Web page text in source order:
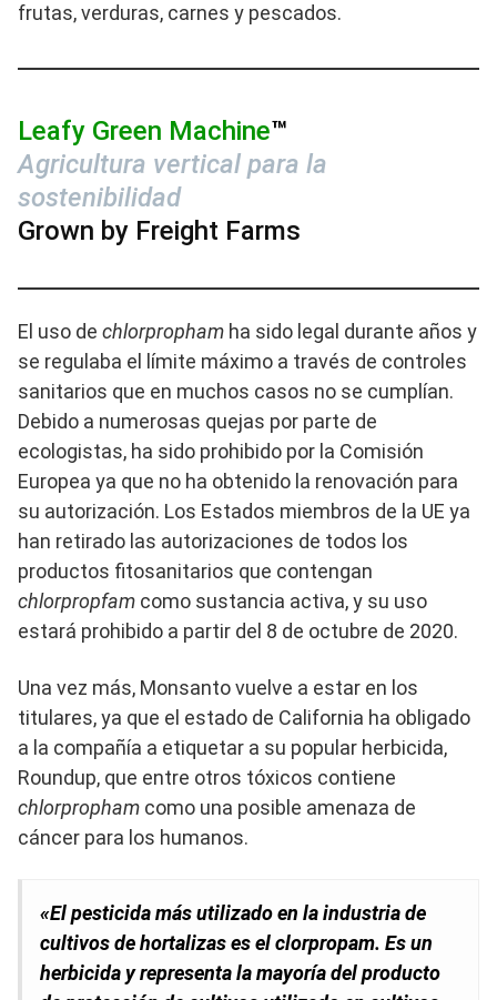
frutas, verduras, carnes y pescados.
Leafy Green Machine™
Agricultura vertical para la
sostenibilidad
Grown by Freight Farms
El uso de chlorpropham ha sido legal durante años y
se regulaba el límite máximo a través de controles
sanitarios que en muchos casos no se cumplían.
Debido a numerosas quejas por parte de
ecologistas, ha sido prohibido por la Comisión
Europea ya que no ha obtenido la renovación para
su autorización. Los Estados miembros de la UE ya
han retirado las autorizaciones de todos los
productos fitosanitarios que contengan
chlorpropfam como sustancia activa, y su uso
estará prohibido a partir del 8 de octubre de 2020.
Una vez más, Monsanto vuelve a estar en los
titulares, ya que el estado de California ha obligado
a la compañía a etiquetar a su popular herbicida,
Roundup, que entre otros tóxicos contiene
chlorpropham como una posible amenaza de
cáncer para los humanos.
«El pesticida más utilizado en la industria de
cultivos de hortalizas es el clorpropam. Es un
herbicida y representa la mayoría del producto